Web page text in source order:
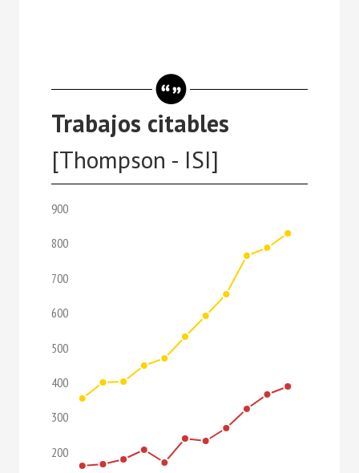
Trabajos citables
[Thompson - ISI]
200
300
400
500
600
700
800
900